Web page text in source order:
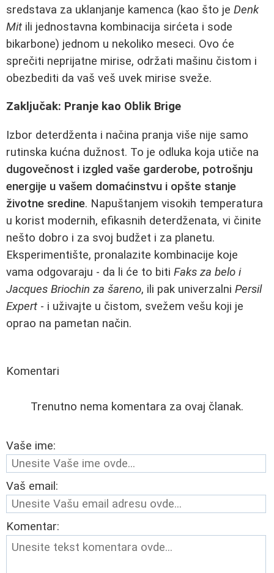
sredstava za uklanjanje kamenca (kao što je Denk
Mit ili jednostavna kombinacija sirćeta i sode
bikarbone) jednom u nekoliko meseci. Ovo će
sprečiti neprijatne mirise, održati mašinu čistom i
obezbediti da vaš veš uvek mirise sveže.
Zaključak: Pranje kao Oblik Brige
Izbor deterdženta i načina pranja više nije samo
rutinska kućna dužnost. To je odluka koja utiče na
dugovеčnost i izgled vaše garderobe, potrošnju
energije u vašem domaćinstvu i opšte stanje
životne sredine. Napuštanjem visokih temperatura
u korist modernih, efikasnih deterdženata, vi činite
nešto dobro i za svoj budžet i za planetu.
Eksperimentište, pronalazite kombinacije koje
vama odgovaraju - da li će to biti Faks za belo i
Jacques Briochin za šareno, ili pak univerzalni Persil
Expert - i uživajte u čistom, svežem vešu koji je
oprao na pametan način.
Komentari
Trenutno nema komentara za ovaj članak.
Vaše ime:
Vaš email:
Komentar: